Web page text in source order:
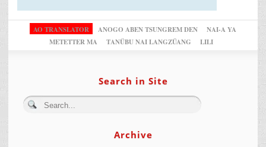
AO TRANSLATOR ANOGO ABEN TSUNGREM DEN
NAI-A YA
METETTER MA
TANÜBU NAI LANGZÜANG LILI
Search in Site
Archive